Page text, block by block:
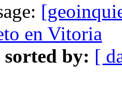
en Vitoria
sorted by: [